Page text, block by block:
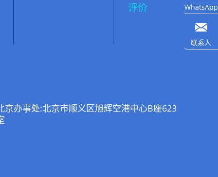
评价
京办事处:北京市顺义区旭辉空港中心B座623
WhatsApp

联系人